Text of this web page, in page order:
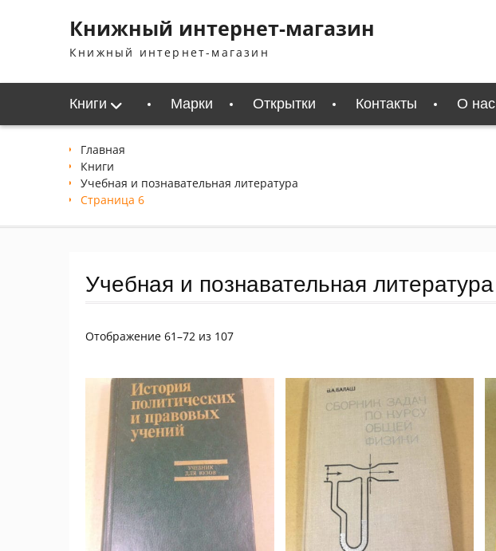
содержимомуКнижный интернет-магазин
Книжный интернет-магазин
Книги Марки Открытки Контакты О нас
Главная
Книги
Учебная и познавательная литература
Страница 6
Учебная и познавательная литература
Отображение 61–72 из 107Сортировка: